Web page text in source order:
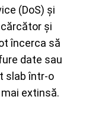
(DoS) și
și
încerca să
date sau
slab într-o
extinsă.